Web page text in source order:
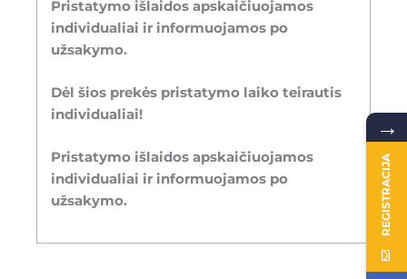
Pristatymo išlaidos apskaičiuojamos
individualiai ir informuojamos po
užsakymo.
Dėl šios prekės pristatymo laiko teirautis
individualiai!
Pristatymo išlaidos apskaičiuojamos
individualiai ir informuojamos po
užsakymo.
→
REGISTRACIJA